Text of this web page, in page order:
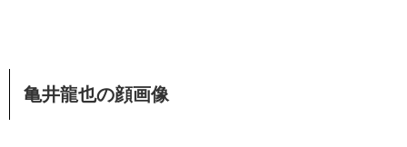
亀井龍也の顔画像